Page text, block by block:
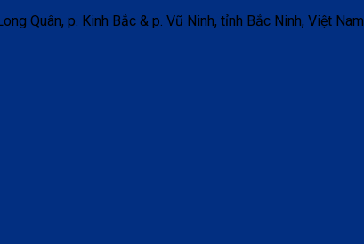
Quân, p. Kinh Bắc & p. Vũ Ninh, tỉnh Bắc Ninh, Việt Nam